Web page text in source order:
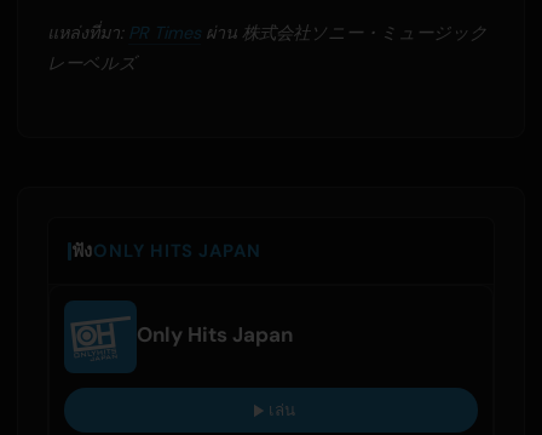
แหล่งที่มา: PR Timesผ่าน 株式会社ソニー・ミュージック
レーベルズ
ฟังONLY HITS JAPAN
Only Hits Japan
เล่น